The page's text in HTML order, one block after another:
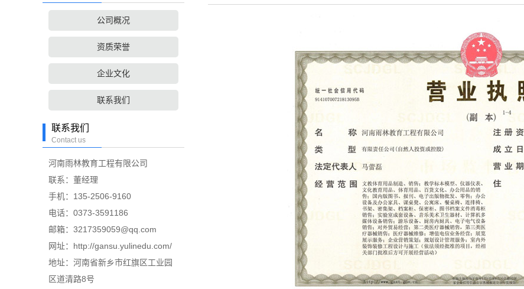
公司概况
资质荣誉
企业文化
联系我们
联系我们
Contact us
河南雨林教育工程有限公司
联系：董经理
手机：135-2506-9160
电话：0373-3591186
邮箱：3217359059@qq.com
网址：http://gansu.yulinedu.com/
地址：河南省新乡市红旗区工业园
区道清路8号